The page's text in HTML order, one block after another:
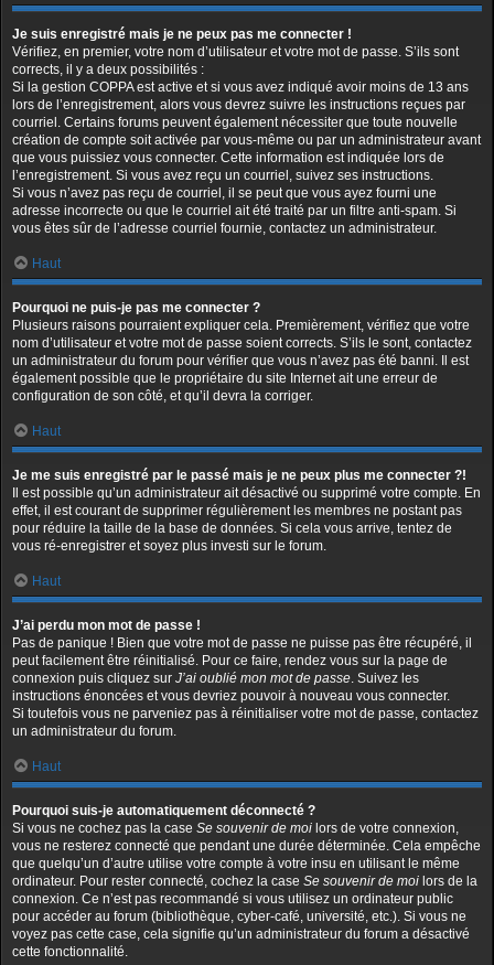
Je suis enregistré mais je ne peux pas me connecter !
Vérifiez, en premier, votre nom d’utilisateur et votre mot de passe. S’ils sont
corrects, il y a deux possibilités :
Si la gestion COPPA est active et si vous avez indiqué avoir moins de 13 ans
lors de l’enregistrement, alors vous devrez suivre les instructions reçues par
courriel. Certains forums peuvent également nécessiter que toute nouvelle
création de compte soit activée par vous-même ou par un administrateur avant
que vous puissiez vous connecter. Cette information est indiquée lors de
l’enregistrement. Si vous avez reçu un courriel, suivez ses instructions.
Si vous n’avez pas reçu de courriel, il se peut que vous ayez fourni une
adresse incorrecte ou que le courriel ait été traité par un filtre anti-spam. Si
vous êtes sûr de l’adresse courriel fournie, contactez un administrateur.
Haut
Pourquoi ne puis-je pas me connecter ?
Plusieurs raisons pourraient expliquer cela. Premièrement, vérifiez que votre
nom d’utilisateur et votre mot de passe soient corrects. S’ils le sont, contactez
un administrateur du forum pour vérifier que vous n’avez pas été banni. Il est
également possible que le propriétaire du site Internet ait une erreur de
configuration de son côté, et qu’il devra la corriger.
Haut
Je me suis enregistré par le passé mais je ne peux plus me connecter ?!
Il est possible qu’un administrateur ait désactivé ou supprimé votre compte. En
effet, il est courant de supprimer régulièrement les membres ne postant pas
pour réduire la taille de la base de données. Si cela vous arrive, tentez de
vous ré-enregistrer et soyez plus investi sur le forum.
Haut
J’ai perdu mon mot de passe !
Pas de panique ! Bien que votre mot de passe ne puisse pas être récupéré, il
peut facilement être réinitialisé. Pour ce faire, rendez vous sur la page de
connexion puis cliquez sur J’ai oublié mon mot de passe. Suivez les
instructions énoncées et vous devriez pouvoir à nouveau vous connecter.
Si toutefois vous ne parveniez pas à réinitialiser votre mot de passe, contactez
un administrateur du forum.
Haut
Pourquoi suis-je automatiquement déconnecté ?
Si vous ne cochez pas la case Se souvenir de moi lors de votre connexion,
vous ne resterez connecté que pendant une durée déterminée. Cela empêche
que quelqu’un d’autre utilise votre compte à votre insu en utilisant le même
ordinateur. Pour rester connecté, cochez la case Se souvenir de moi lors de la
connexion. Ce n’est pas recommandé si vous utilisez un ordinateur public
pour accéder au forum (bibliothèque, cyber-café, université, etc.). Si vous ne
voyez pas cette case, cela signifie qu’un administrateur du forum a désactivé
cette fonctionnalité.